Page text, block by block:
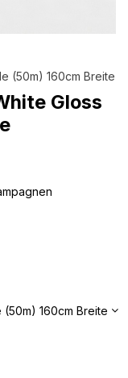
(50m) 160cm Breite
Gloss
(50m) 160cm Breite